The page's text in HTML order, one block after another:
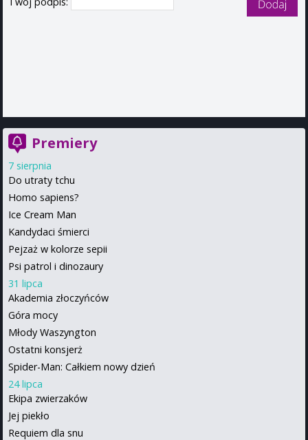
Premiery
7 sierpnia
Do utraty tchu
Homo sapiens?
Ice Cream Man
Kandydaci śmierci
Pejzaż w kolorze sepii
Psi patrol i dinozaury
31 lipca
Akademia złoczyńców
Góra mocy
Młody Waszyngton
Ostatni konsjerż
Spider-Man: Całkiem nowy dzień
24 lipca
Ekipa zwierzaków
Jej piekło
Requiem dla snu